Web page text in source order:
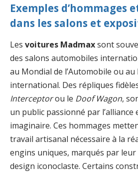
Exemples d’hommages
dans les salons et
Les voitures Madmaxsont
des salons automobiles
au Mondial de l’Automobile ou
international. Des répliques
Interceptorou le Doof Wagon,
un public passionné par
imaginaire. Ces hommages
travail artisanal nécessaire à la
engins uniques, marqués par
design iconoclaste. Certains